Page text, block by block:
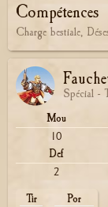
Compétences
Charge bestiale,
Spécial -
Mou
10
Def
2
Tir Por